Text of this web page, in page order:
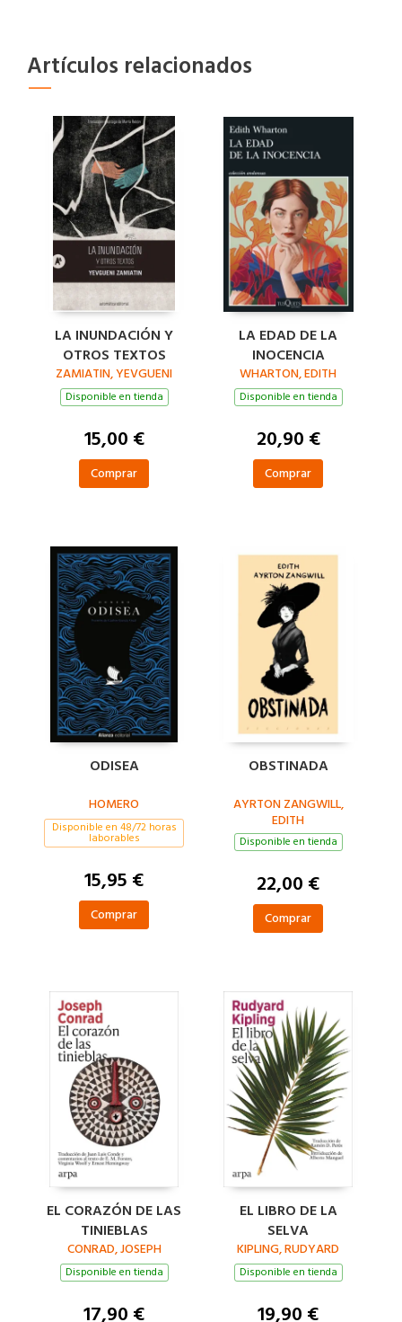
Artículos relacionados
LA INUNDACIÓN Y
OTROS TEXTOS
ZAMIATIN, YEVGUENI
Disponible en tienda
15,00 €
Comprar
LA EDAD DE LA
INOCENCIA
WHARTON, EDITH
Disponible en tienda
20,90 €
Comprar
ODISEA
HOMERO
Disponible en 48/72 horas
laborables
15,95 €
Comprar
OBSTINADA
AYRTON ZANGWILL,
EDITH
Disponible en tienda
22,00 €
Comprar
EL CORAZÓN DE LAS
TINIEBLAS
CONRAD, JOSEPH
Disponible en tienda
17,90 €
EL LIBRO DE LA
SELVA
KIPLING, RUDYARD
Disponible en tienda
19,90 €